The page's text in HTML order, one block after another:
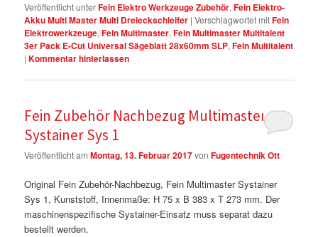
Veröffentlicht unterFein Elektro Werkzeuge Zubehör,Fein Elektro-
Akku Multi Master Multi Dreieckschleifer |Verschlagwortet mitFein
Elektrowerkzeuge,Fein Multimaster,Fein Multimaster Multitalent
3er Pack E-Cut Universal Sägeblatt 28x60mm SLP,Fein Multitalent
|Kommentar hinterlassen
Fein Zubehör Nachbezug Multimaster
Systainer Sys 1
Veröffentlicht amMontag, 13. Februar 2017vonFugentechnik Ott
Original Fein Zubehör-Nachbezug, Fein Multimaster Systainer
Sys 1, Kunststoff, Innenmaße: H 75 x B 383 x T 273 mm. Der
maschinenspezifische Systainer-Einsatz muss separat dazu
bestellt werden.